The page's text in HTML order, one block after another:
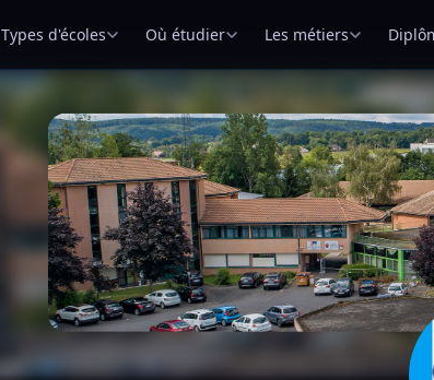
Types d'écoles Où étudier Les métiers